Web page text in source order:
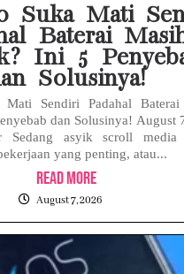
Suka Mati
Baterai
Ini 5
Solusinya!
Sendiri Padahal Baterai
dan Solusinya! August
Sedang asyik scroll media
yang penting, atau...
Read More
August 7, 2026